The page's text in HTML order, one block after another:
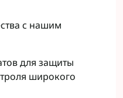
с нашим
для защиты
широкого